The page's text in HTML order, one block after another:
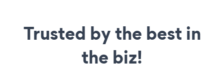
Trusted by the best in
the biz!